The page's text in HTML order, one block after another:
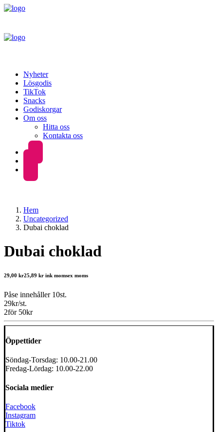
Nyheter
Lösgodis
TikTok
Snacks
Godiskorgar
Om oss
Hitta oss
Kontakta oss
Hem
Uncategorized
Dubai choklad
Dubai choklad
29,00 kr25,89 kr ink momsex moms
Påse innehåller 10st.
29kr/st.
2för 50kr
Öppettider
Söndag-Torsdag: 10.00-21.00
Fredag-Lördag: 10.00-22.00
Sociala medier
Facebook
Instagram
Tiktok